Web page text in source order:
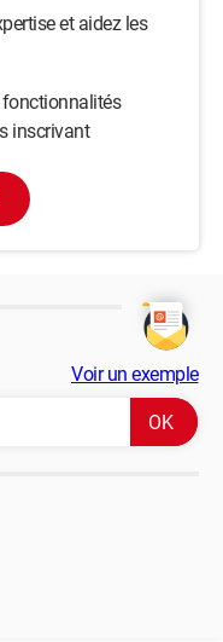
et aidez les
inscrivant
Voir un exemple